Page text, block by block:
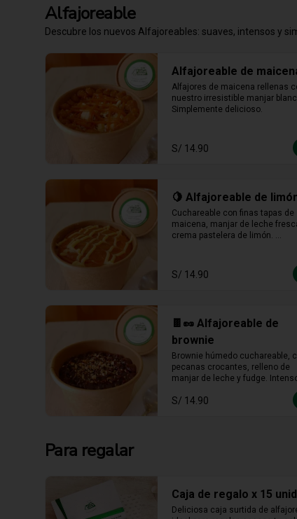
Alfajoreable
Descubre los nuevos Alfajoreables: suaves, intensos y
Alfajoreable de
Alfajores de maicena rellenas
nuestro irresistible manjar
Simplemente delicioso.
S/ 14.90
🍋 Alfajoreable de
Cuchareable con finas tapas de
maicena, manjar de leche
crema pastelera de limón.
S/ 14.90
🍫🥜 Alfajoreable de
brownie
Brownie húmedo cuchareable,
pecanas crocantes, relleno de
manjar de leche y fudge.
gustito sin culpa.
S/ 14.90
Para regalar
Caja de regalo x 15 unid
Deliciosa caja surtida de